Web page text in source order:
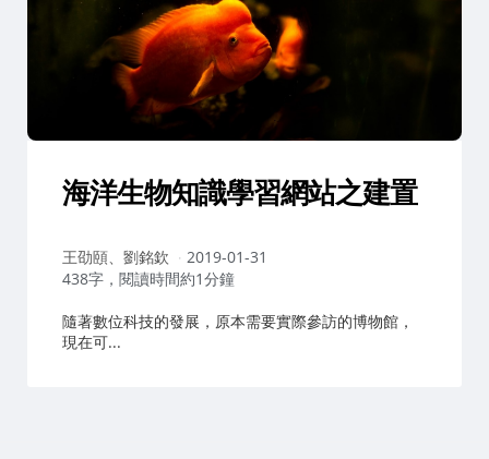
海洋生物知識學習網站之建置
作
者：
王劭頤、劉銘欽
2019-01-31
438字，閱讀時間約1分鐘
隨著數位科技的發展，原本需要實際參訪的博物館，
現在可...